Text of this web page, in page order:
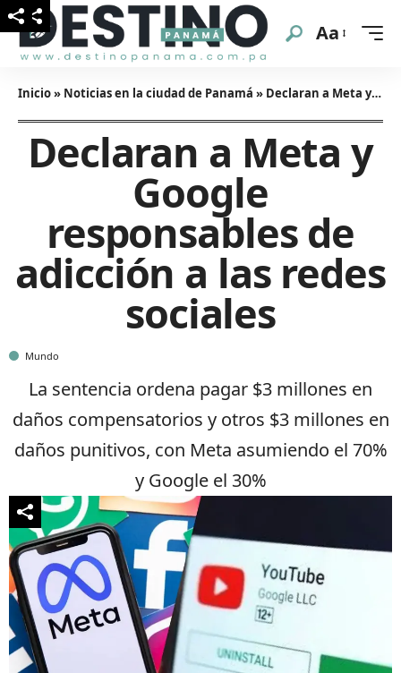
Aa
Inicio» Noticias en la ciudad de Panamá » Declaran a Meta y Google responsables de adicción a las redes sociales
Declaran a Meta y
Google
responsables de
adicción a las redes
sociales
Mundo
La sentencia ordena pagar $3 millones en
daños compensatorios y otros $3 millones en
daños punitivos, con Meta asumiendo el 70%
y Google el 30%